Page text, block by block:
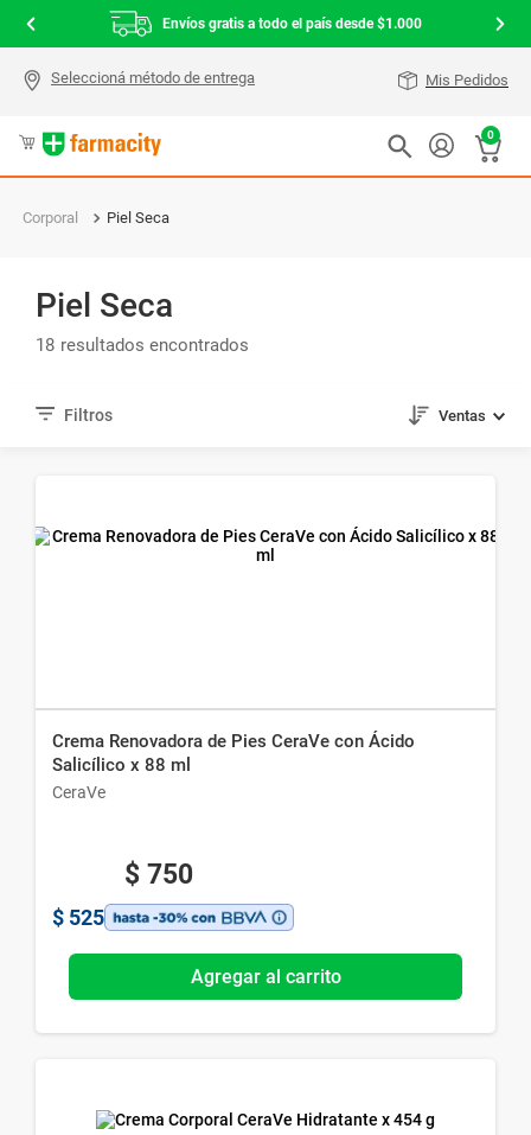
Envíos gratis a todo el país desde $1.000
Mis Pedidos
0
Corporal Piel Seca
Piel Seca
18
Ventas
Crema Renovadora de Pies CeraVe con Ácido
Salicílico x 88 ml
CeraVe
$ 750
$ 525
Agregar al carrito